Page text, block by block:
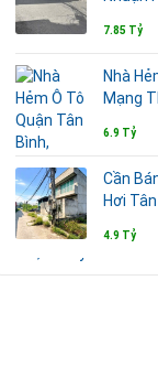
7.85 Tỷ
Nhà
Mạng
6.9 Tỷ
Cần
Hơi
4.9 Tỷ